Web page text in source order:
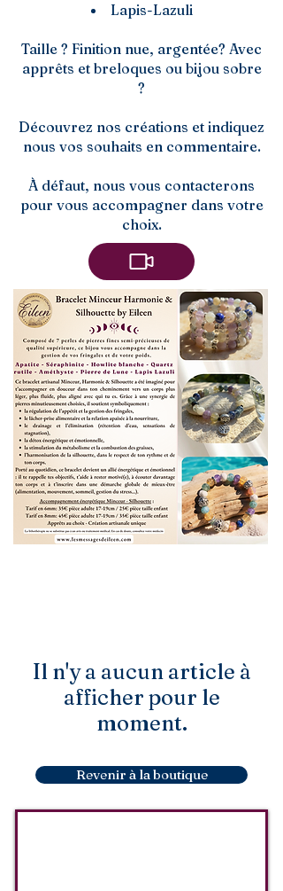
Lapis-Lazuli
Taille ? Finition nue, argentée? Avec
apprêts et breloques ou bijou sobre
?
Découvrez nos créations et indiquez
nous vos souhaits en commentaire.
À défaut, nous vous contacterons
pour vous accompagner dans votre
choix.
Il n'y a aucun article à
afficher pour le
moment.
Revenir à la boutique